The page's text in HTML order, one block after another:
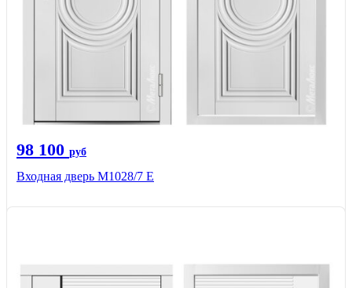
98 100 руб
Входная дверь М1028/7 Е